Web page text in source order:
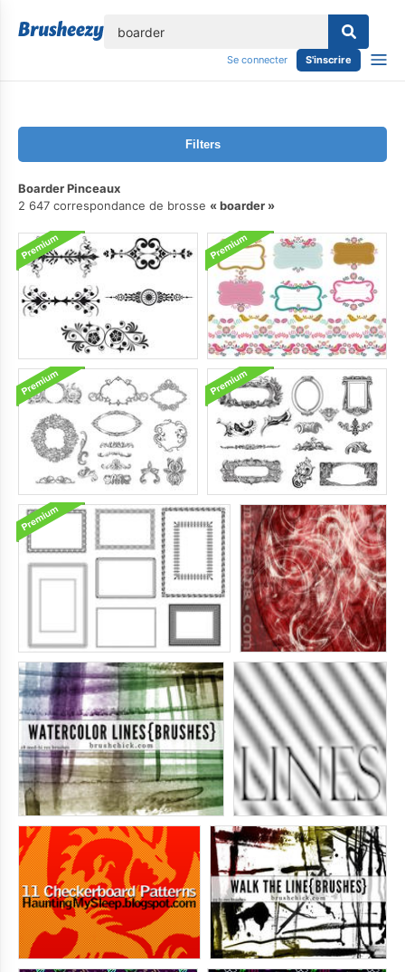
Se connecter S'inscrire
Filters
Boarder Pinceaux
2 647 correspondance de brosse
boarder